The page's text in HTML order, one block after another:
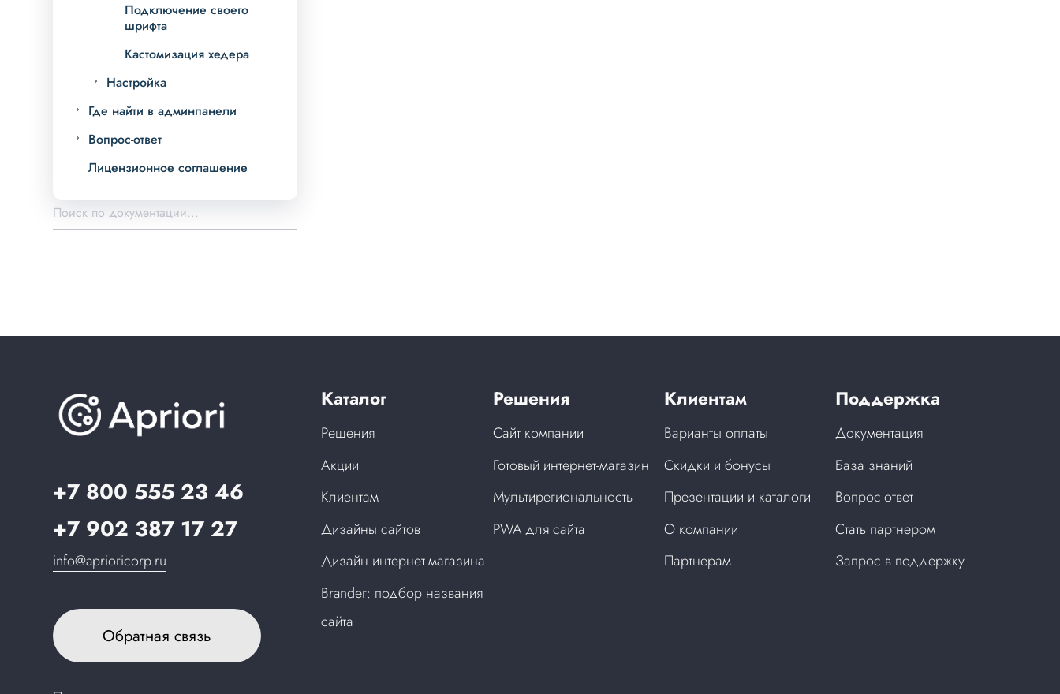
Подключение своего
шрифта
Кастомизация хедера
Настройка
Где найти в админпанели
Вопрос-ответ
Лицензионное соглашение
+7 800 555 23 46
+7 902 387 17 27
info@aprioricorp.ru
Обратная связь
Каталог
Решения
Акции
Клиентам
Дизайны сайтов
Дизайн интернет-магазина
Brander: подбор названия
сайта
Решения
Сайт компании
Готовый интернет-магазин
Мультирегиональность
PWA для сайта
Клиентам
Варианты оплаты
Скидки и бонусы
Презентации и каталоги
О компании
Партнерам
Поддержка
Документация
База знаний
Вопрос-ответ
Стать партнером
Запрос в поддержку